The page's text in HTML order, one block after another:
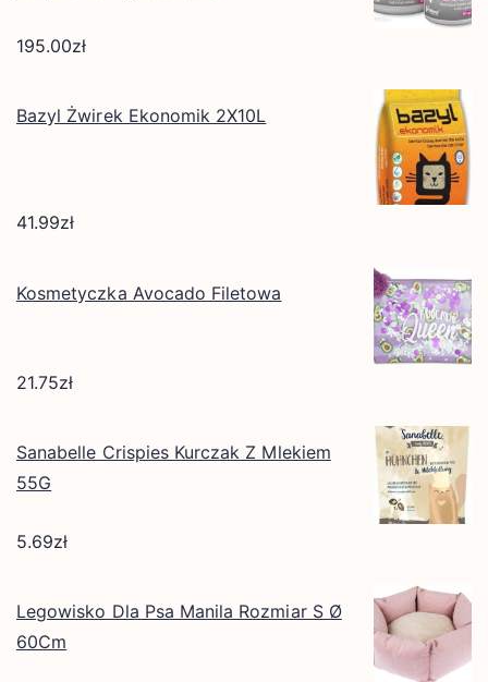
195.00zł
Bazyl Żwirek Ekonomik 2X10L
41.99zł
Kosmetyczka Avocado Filetowa
21.75zł
Sanabelle Crispies Kurczak Z Mlekiem
55G
5.69zł
Legowisko Dla Psa Manila Rozmiar S Ø
60Cm